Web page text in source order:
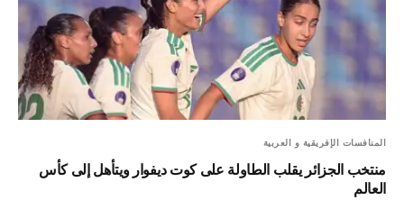
المنافسات الإفريقية و العربية
منتخب الجزائر يقلب الطاولة على كوت ديفوار ويتأهل إلى كأس
العالم